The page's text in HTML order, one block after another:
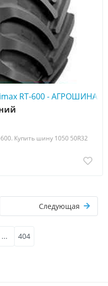
RT-600 - АГРОШИНА ☎️
Купить шину 1050 50R32
Следующая
... 404